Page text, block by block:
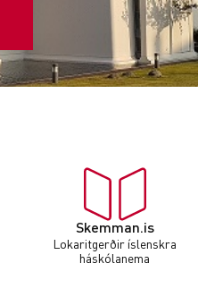
Skemman.is
Lokaritgerðir íslenskra
háskólanema